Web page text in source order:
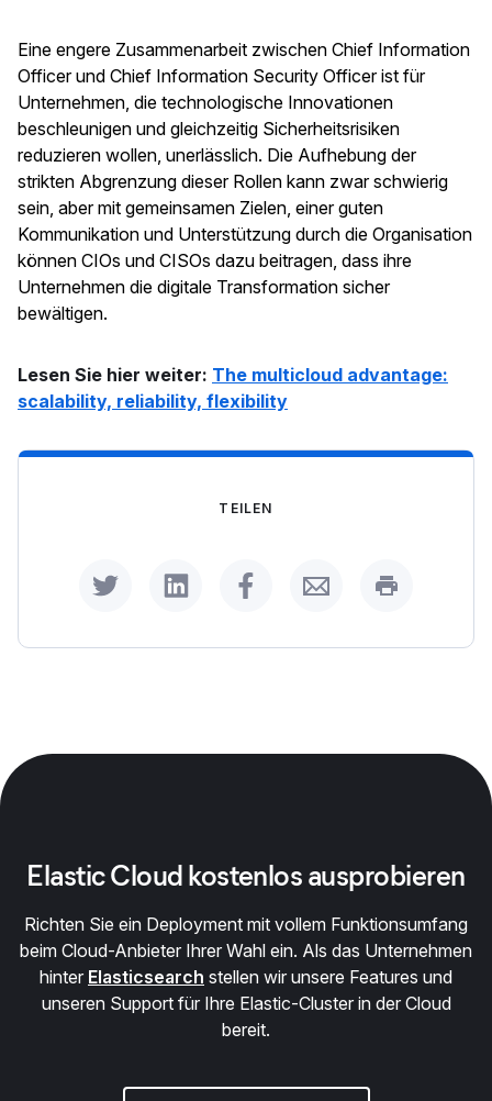
Eine engere Zusammenarbeit zwischen Chief Information
Officer und Chief Information Security Officer ist für
Unternehmen, die technologische Innovationen
beschleunigen und gleichzeitig Sicherheitsrisiken
reduzieren wollen, unerlässlich. Die Aufhebung der
strikten Abgrenzung dieser Rollen kann zwar schwierig
sein, aber mit gemeinsamen Zielen, einer guten
Kommunikation und Unterstützung durch die Organisation
können CIOs und CISOs dazu beitragen, dass ihre
Unternehmen die digitale Transformation sicher
bewältigen.
Lesen Sie hier weiter: The multicloud advantage:
scalability, reliability, flexibility
TEILEN
Share on TwitterShare on LinkedIn
Share on Facebook
Share by Email
Print this
Elastic Cloud kostenlos ausprobieren
Richten Sie ein Deployment mit vollem Funktionsumfang
beim Cloud-Anbieter Ihrer Wahl ein. Als das Unternehmen
hinter Elasticsearch stellen wir unsere Features und
unseren Support für Ihre Elastic-Cluster in der Cloud
bereit.